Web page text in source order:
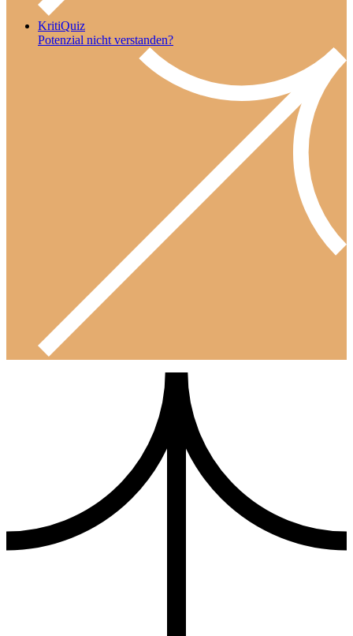
KritiQuiz
Potenzial nicht verstanden?